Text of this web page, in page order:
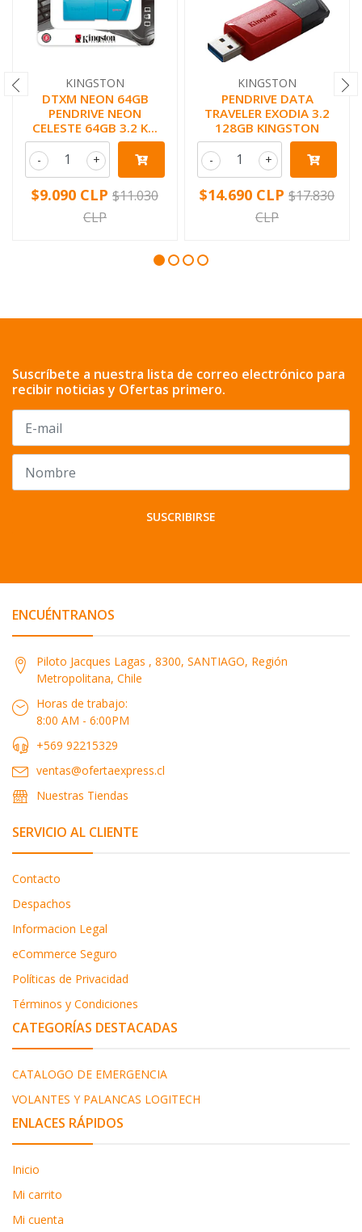
KINGSTON
DTXM NEON 64GB
PENDRIVE NEON
CELESTE 64GB 3.2 K...
+
-
$9.090 CLP $11.030
CLP
KINGSTON
PENDRIVE DATA
TRAVELER EXODIA 3.2
128GB KINGSTON
+
-
$14.690 CLP $17.830
CLP
Suscríbete a nuestra lista de correo electrónico para
recibir noticias y Ofertas primero.
SUSCRIBIRSE
ENCUÉNTRANOS
Piloto Jacques Lagas , 8300, SANTIAGO, Región
Metropolitana, Chile
Horas de trabajo:
8:00 AM - 6:00PM
+569 92215329
ventas@ofertaexpress.cl
Nuestras Tiendas
SERVICIO AL CLIENTE
Contacto
Despachos
Informacion Legal
eCommerce Seguro
Políticas de Privacidad
Términos y Condiciones
CATEGORÍAS DESTACADAS
CATALOGO DE EMERGENCIA
VOLANTES Y PALANCAS LOGITECH
ENLACES RÁPIDOS
Inicio
Mi carrito
Mi cuenta